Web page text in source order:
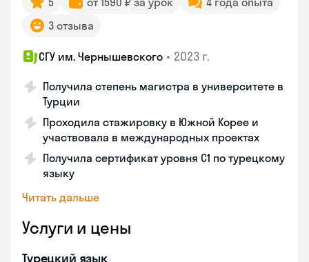
3 отзыва
СГУ им. Чернышевского • 2023 г.
Получила степень магистра в университете в
Турции
Проходила стажировку в Южной Корее и
участвовала в международных проектах
Получила сертификат уровня C1 по турецкому
языку
Читать дальше
Услуги и цены
Турецкий язык